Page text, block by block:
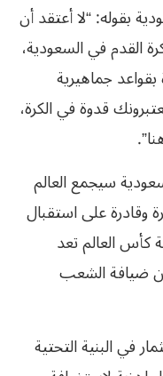
بقوله: “لا أعتقد أن
القدم في السعودية،
جماهيرية
قدوة في الكرة،
سيجمع العالم
وقادرة على استقبال
كأس العالم تعد
ضيافة الشعب
في البنية التحتية